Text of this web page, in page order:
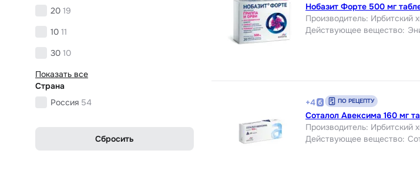
20 19
10 11
30 10
Показать все
Страна
Россия 54
Сбросить
Нобазит Форте 500 мг
Производитель: Ирбитский
Действующее вещество:
+4 ПО РЕЦЕПТУ
Соталол Авексима 160 мг
Производитель: Ирбитский
Действующее вещество: